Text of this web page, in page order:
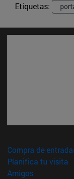
Etiquetas:
Compra de
Planifica tu visita
Amigos(abre en